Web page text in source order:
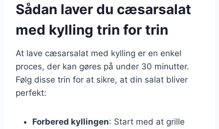
Sådan laver du cæsarsalat
med kylling trin for trin
At lave cæsarsalat med kylling er en enkel
proces, der kan gøres på under 30 minutter.
Følg disse trin for at sikre, at din salat bliver
perfekt:
Forbered kyllingen: Start med at grille